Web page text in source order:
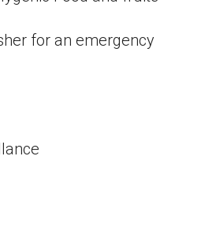
for an emergency